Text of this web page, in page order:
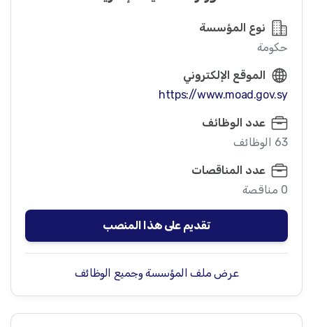
نوع المؤسسة
حكومة
الموقع الإلكتروني
https://www.moad.gov.sy
عدد الوظائف
63 الوظائف
عدد المناقصات
0 مناقصة
تقديم على هذا المنصب
عرض ملف المؤسسة وجميع الوظائف